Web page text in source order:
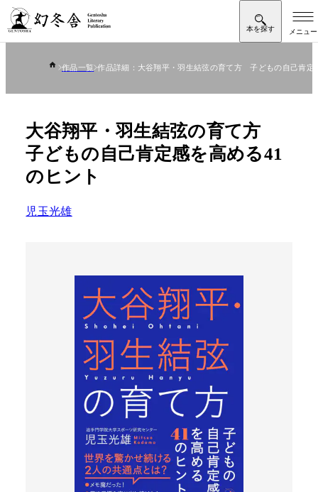
作品一覧 作品詳細：大谷翔平・羽生結弦の育て方 子どもの自己肯定
大谷翔平・羽生結弦の育て方
子どもの自己肯定感を高める41
のヒント
児玉光雄